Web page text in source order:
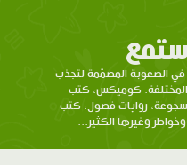
في الصعوبة المصمّمة لتجذب
المختلفة. كوميكس، كتب
روايات فصول، كتب
وغيرها الكثير...